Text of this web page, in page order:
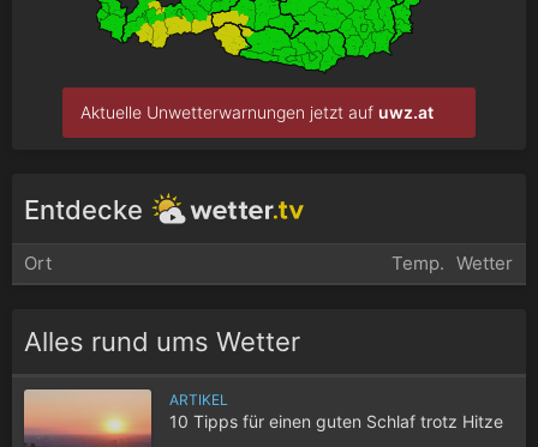
Aktuelle Unwetterwarnungen jetzt auf uwz.at
Entdecke
Ort Temp. Wetter
Alles rund ums Wetter
ARTIKEL
10 Tipps für einen guten Schlaf trotz Hitze